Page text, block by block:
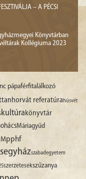
– A PÉCSI
Könyvtárban
Kollégiuma 2023
pápaférfitalálkozó
horvát referatúrahúsvét
kultúrakönyvtár
Máriagyűd
pphf
szabadegyetem
szerzetesekszűzanya